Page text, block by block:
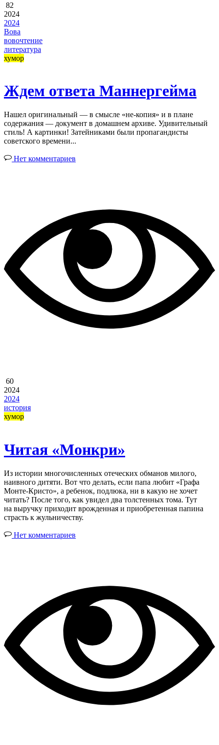
82
2024
2024
Вова
вовочтение
литература
хумор
Ждем ответа Маннергейма
Нашел оригинальный — в смысле «не-копия» и в плане
содержания — документ в домашнем архиве. Удивительный
стиль! А картинки! Затейниками были пропагандисты
советского времени...
Нет комментариев
60
2024
2024
история
хумор
Читая «Монкри»
Из истории многочисленных отеческих обманов милого,
наивного дитяти. Вот что делать, если папа любит «Графа
Монте-Кристо», а ребенок, подлюка, ни в какую не хочет
читать? После того, как увидел два толстенных тома. Тут
на выручку приходит врожденная и приобретенная папина
страсть к жульничеству.
Нет комментариев